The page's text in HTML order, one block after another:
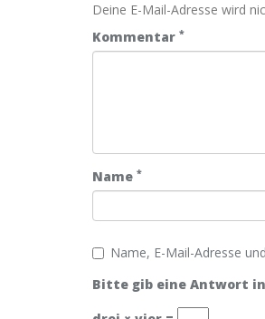
Deine E-Mail-Adresse wird
Kommentar *
Name *
Name, E-Mail-Adresse
Bitte gib eine Antwort